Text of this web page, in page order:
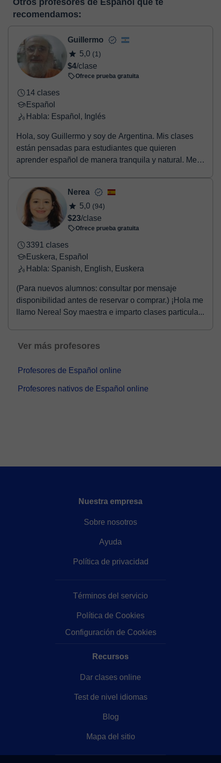
enlace puedes ver una demo del aula y conocerla:
virtual
horas, podrás realizar el pago mediante nuestro TPV virtual.
Tienes dos opciones para efectuar el pago:
- Tarjeta de crédito.
- Paypal.
Una vez realices el pago de la clase, recibirás un e-mail de
confirmación de la reserva.
Otros profesores de Español que te
recomendamos:
Guillermo
5,0 (1)
$4/clase
Ofrece prueba gratuita
14 clases
Español
Habla: Español, Inglés
Hola, soy Guillermo y soy de Argentina. Mis clases
están pensadas para estudiantes que quieren
aprender español de manera tranquila y natural. Me
Nerea
5,0 (94)
$23/clase
Ofrece prueba gratuita
3391 clases
Euskera, Español
Habla: Spanish, English, Euskera
(Para nuevos alumnos: consultar por mensaje
disponibilidad antes de reservar o comprar.) ¡Hola me
llamo Nerea! Soy maestra e imparto clases particula...
Ver más profesores
Profesores de Español online
Profesores nativos de Español online
Nuestra empresa
Sobre nosotros
Ayuda
Política de privacidad
Términos del servicio
Política de Cookies
Configuración de Cookies
Recursos
Dar clases online
Test de nivel idiomas
Blog
Mapa del sitio